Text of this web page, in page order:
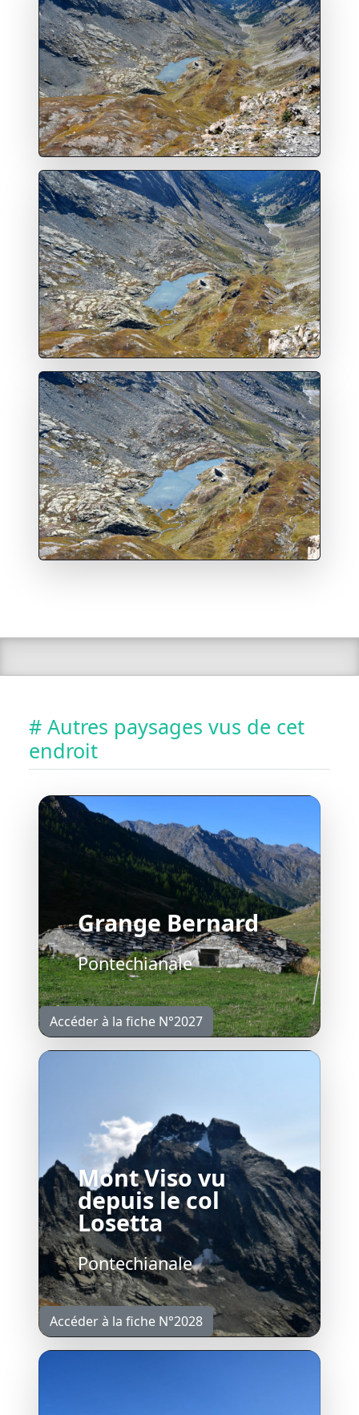
# Autres paysages vus de cet
endroit
Grange Bernard
Pontechianale
Accéder à la fiche N°2027
Mont Viso vu
depuis le col
Losetta
Pontechianale
Accéder à la fiche N°2028